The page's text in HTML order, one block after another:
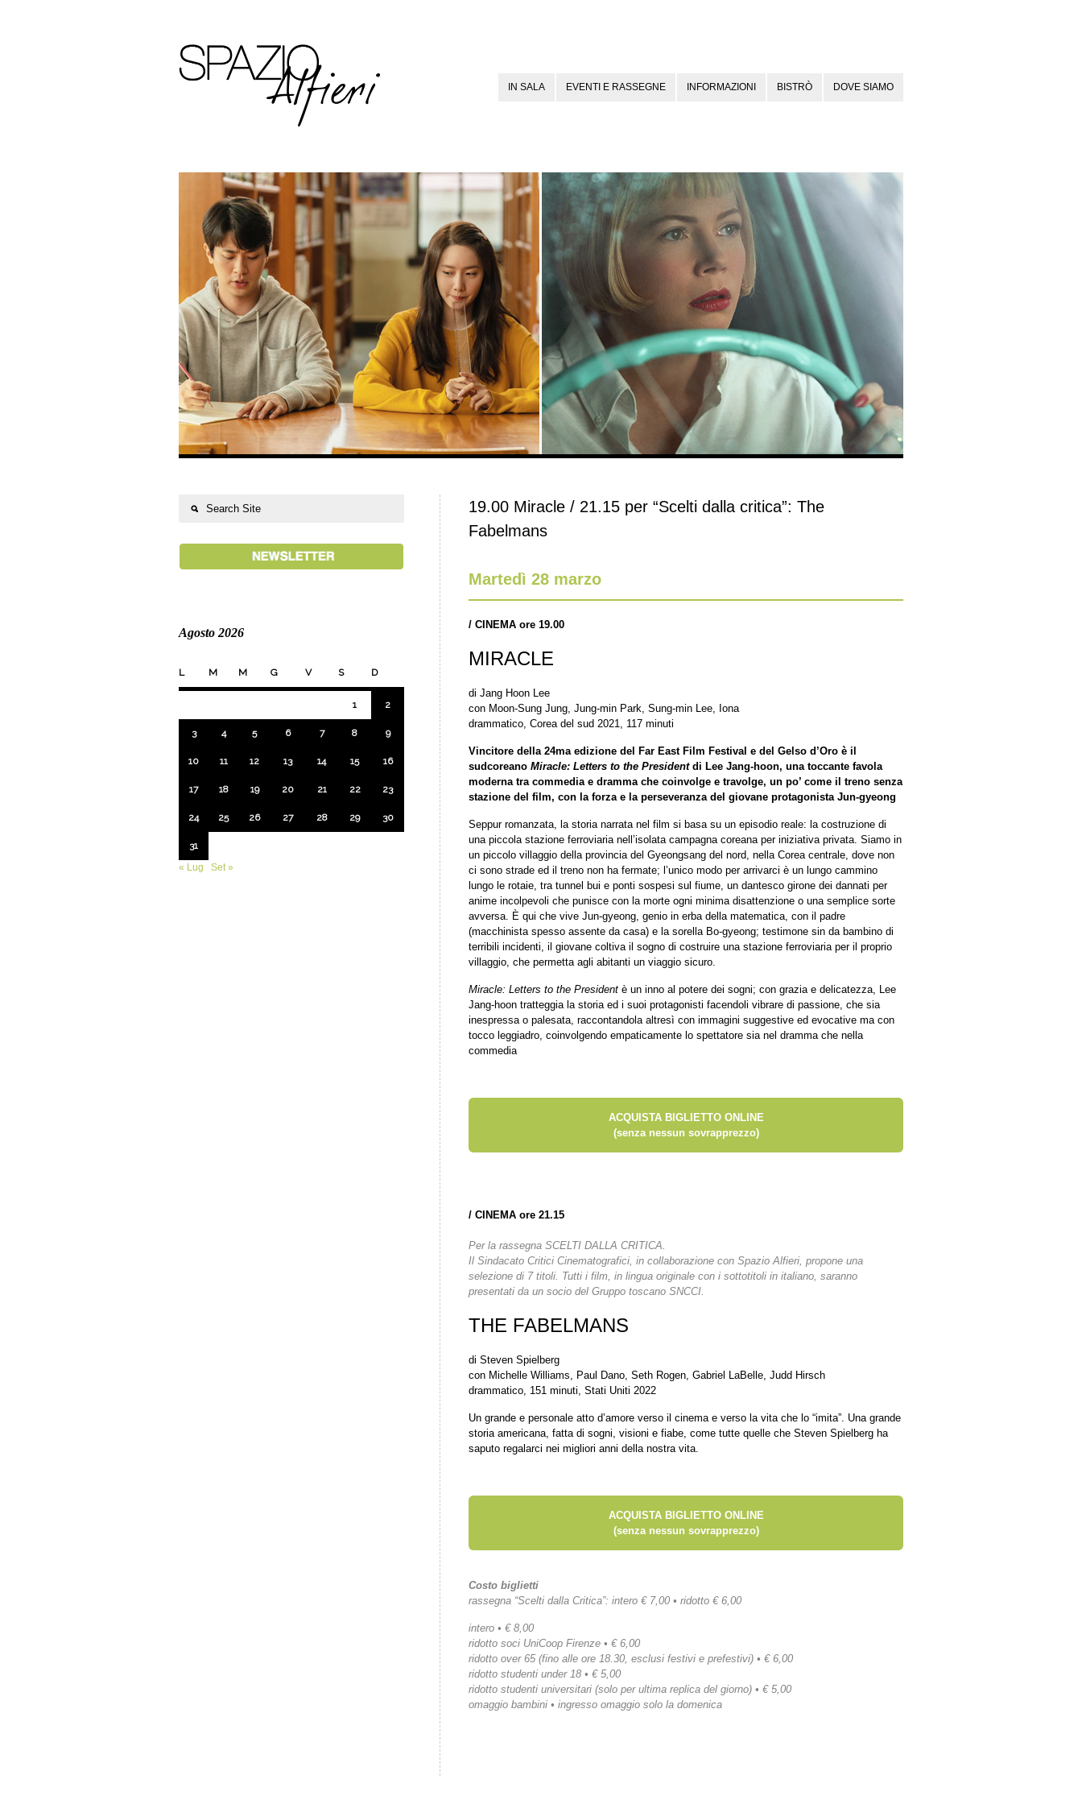
IN SALA EVENTI E RASSEGNE INFORMAZIONI BISTRÒ DOVE SIAMO
19.00 Miracle / 21.15 per “Scelti dalla critica”: The
Fabelmans
Martedì 28 marzo
/ CINEMA ore 19.00
MIRACLE
di Jang Hoon Lee
con Moon-Sung Jung, Jung-min Park, Sung-min Lee, Iona
drammatico, Corea del sud 2021, 117 minuti
Vincitore della 24ma edizione del Far East Film Festival e del Gelso d’Oro è il
sudcoreano Miracle: Letters to the Presidentdi Lee Jang-hoon, una toccante favola
moderna tra commedia e dramma che coinvolge e travolge, un po’ come il treno senza
stazione del film, con la forza e la perseveranza del giovane protagonista Jun-gyeong
Seppur romanzata, la storia narrata nel film si basa su un episodio reale: la costruzione di
una piccola stazione ferroviaria nell’isolata campagna coreana per iniziativa privata. Siamo in
un piccolo villaggio della provincia del Gyeongsang del nord, nella Corea centrale, dove non
ci sono strade ed il treno non ha fermate; l’unico modo per arrivarci è un lungo cammino
lungo le rotaie, tra tunnel bui e ponti sospesi sul fiume, un dantesco girone dei dannati per
anime incolpevoli che punisce con la morte ogni minima disattenzione o una semplice sorte
avversa. È qui che vive Jun-gyeong, genio in erba della matematica, con il padre
(macchinista spesso assente da casa) e la sorella Bo-gyeong; testimone sin da bambino di
terribili incidenti, il giovane coltiva il sogno di costruire una stazione ferroviaria per il proprio
villaggio, che permetta agli abitanti un viaggio sicuro.
Miracle: Letters to the President è un inno al potere dei sogni; con grazia e delicatezza, Lee
Jang-hoon tratteggia la storia ed i suoi protagonisti facendoli vibrare di passione, che sia
inespressa o palesata, raccontandola altresì con immagini suggestive ed evocative ma con
tocco leggiadro, coinvolgendo empaticamente lo spettatore sia nel dramma che nella
commedia
ACQUISTA BIGLIETTO ONLINE
(senza nessun sovrapprezzo)
/ CINEMA ore 21.15
Per la rassegna SCELTI DALLA CRITICA.
Il Sindacato Critici Cinematografici, in collaborazione con Spazio Alfieri, propone una
selezione di 7 titoli. Tutti i film, in lingua originale con i sottotitoli in italiano, saranno
presentati da un socio del Gruppo toscano SNCCI.
THE FABELMANS
di Steven Spielberg
con Michelle Williams, Paul Dano, Seth Rogen, Gabriel LaBelle, Judd Hirsch
drammatico, 151 minuti, Stati Uniti 2022
Un grande e personale atto d’amore verso il cinema e verso la vita che lo “imita”. Una grande
storia americana, fatta di sogni, visioni e fiabe, come tutte quelle che Steven Spielberg ha
saputo regalarci nei migliori anni della nostra vita.
ACQUISTA BIGLIETTO ONLINE
(senza nessun sovrapprezzo)
Costo biglietti
rassegna “Scelti dalla Critica”: intero € 7,00 • ridotto € 6,00
intero • € 8,00
ridotto soci UniCoop Firenze • € 6,00
ridotto over 65 (fino alle ore 18.30, esclusi festivi e prefestivi) • € 6,00
ridotto studenti under 18 • € 5,00
ridotto studenti universitari (solo per ultima replica del giorno) • € 5,00
omaggio bambini • ingresso omaggio solo la domenica
Agosto 2026
L M M G V S D
1 2
3 4 5 6 7 8 9
10 11 12 13 14 15 16
17 18 19 20 21 22 23
24 25 26 27 28 29 30
31
« Lug
Set »